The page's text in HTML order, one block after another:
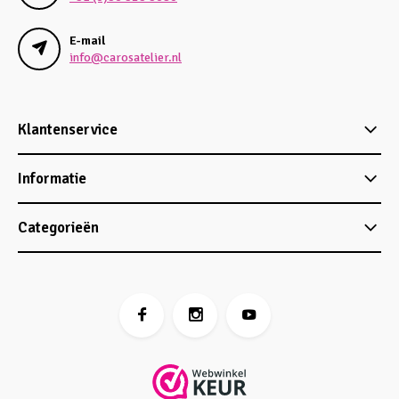
E-mail
info@carosatelier.nl
Klantenservice
Informatie
Categorieën